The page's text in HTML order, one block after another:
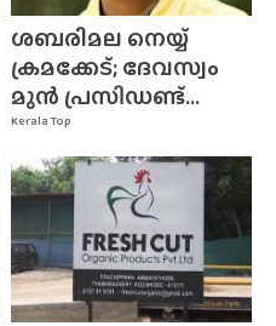
Kerala Top
ശബരിമല നെയ്യ്
ക്രമക്കേട്; ദേവസ്വം
മുൻ പ്രസിഡണ്ട്...